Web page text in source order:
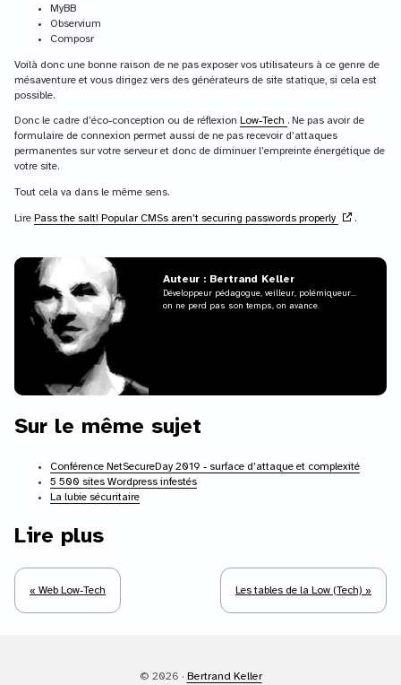
MyBB
Observium
Composr
Voilà donc une bonne raison de ne pas exposer vos utilisateurs à ce genre de
mésaventure et vous dirigez vers des générateurs de site statique, si cela est
possible.
Donc le cadre d’éco-conception ou de réflexion Low-Tech . Ne pas avoir de
formulaire de connexion permet aussi de ne pas recevoir d’attaques
permanentes sur votre serveur et donc de diminuer l’empreinte énergétique de
votre site.
Tout cela va dans le même sens.
Lire Pass the salt! Popular CMSs aren’t securing passwords properly .
Auteur : Bertrand Keller
Développeur pédagogue, veilleur, polémiqueur...
on ne perd pas son temps, on avance.
Sur le même sujet
Conférence NetSecureDay 2019 - surface d’attaque et complexité
5 500 sites Wordpress infestés
La lubie sécuritaire
Lire plus
« Web Low-Tech Les tables de la Low (Tech) »
© 2026 · Bertrand Keller